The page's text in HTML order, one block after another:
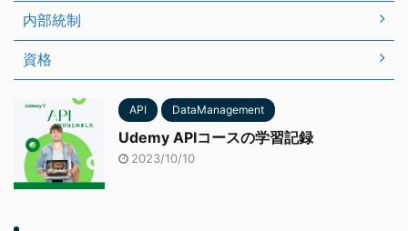
内部統制
資格
API DataManagement
Udemy APIコースの学習記録
2023/10/10